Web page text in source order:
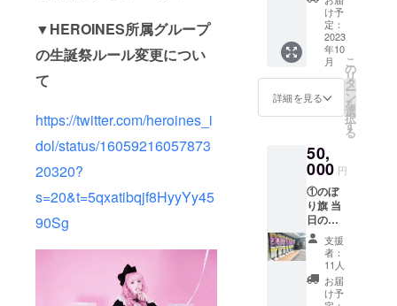
▼HEROINES所属グループ
の生誕祭ルール変更につい
て
https://twitter.com/heroines_i
dol/status/16059216057873
20320?
s=20&t=5qxatibqjf8HyyYy45
90Sg
致しま
す。 ミ
ニ旗に
は、生
誕祭支
援者様
のお名
前
（ニッ
ム可）
を記載
させて
いただ
きま
す。 お
名前は
データ
で印字
を入れ
させて
け予
定：
2023
年10
月
詳細を見る
こ
の
リ
タ
ー
ン
を
選
択
す
る
50,
000 円
①のぼ
り旗 当
日の装
飾に使
用す
る、の
ぼり旗
を作成
支援
者：
11人
お届
け予